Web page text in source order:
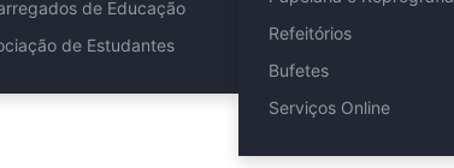
de Educação
de Estudantes
Refeitórios
Bufetes
Serviços Online